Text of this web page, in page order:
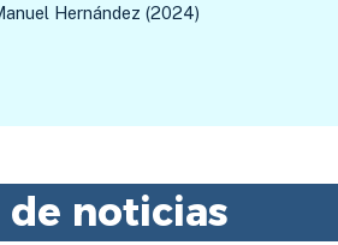
Hernández (2024)
de noticias